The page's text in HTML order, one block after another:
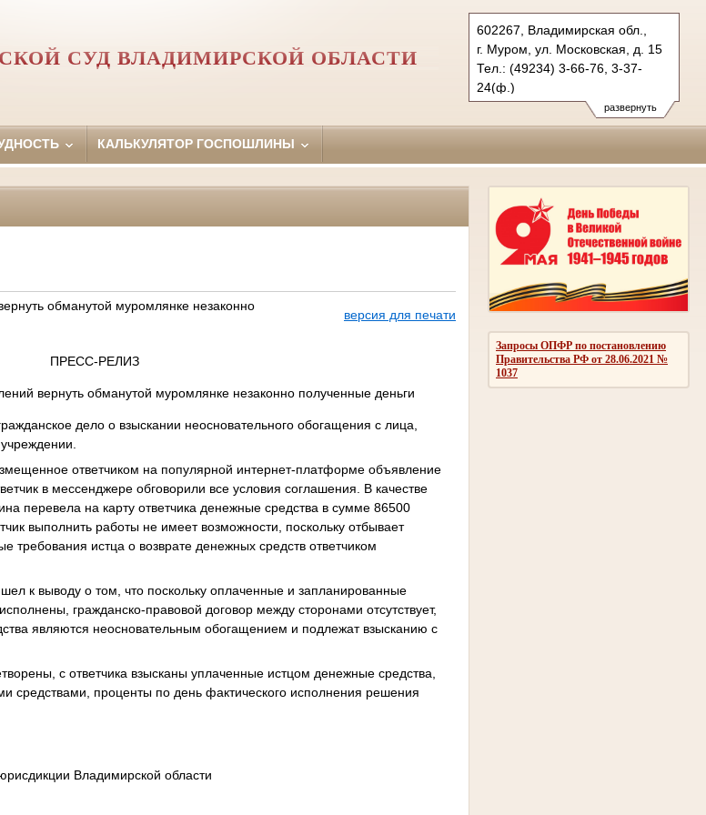
развернуть
602267, Владимирская обл.,
г. Муром, ул. Московская, д. 15
Тел.: (49234) 3-66-76, 3-37-
24(ф.)
muromsky.wld@sudrf.ru
СУД ВЛАДИМИРСКОЙ ОБЛАСТИ
КАЛЬКУЛЯТОР ГОСПОШЛИНЫ
Запросы ОПФР по постановлению
Правительства РФ от 28.06.2021 №
1037
обманутой муромлянке незаконно
версия для печати
ПРЕСС-РЕЛИЗ
вернуть обманутой муромлянке незаконно полученные деньги
дело о взыскании неосновательного обогащения с лица,
ответчиком на популярной интернет-платформе объявление
в мессенджере обговорили все условия соглашения. В качестве
перевела на карту ответчика денежные средства в сумме 86500
выполнить работы не имеет возможности, поскольку отбывает
требования истца о возврате денежных средств ответчиком
к выводу о том, что поскольку оплаченные и запланированные
гражданско-правовой договор между сторонами отсутствует,
являются неосновательным обогащением и подлежат взысканию с
с ответчика взысканы уплаченные истцом денежные средства,
средствами, проценты по день фактического исполнения решения
Владимирской области